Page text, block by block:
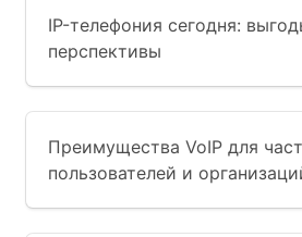
IP-телефония сегодня:
перспективы
Преимущества VoIP для
пользователей и